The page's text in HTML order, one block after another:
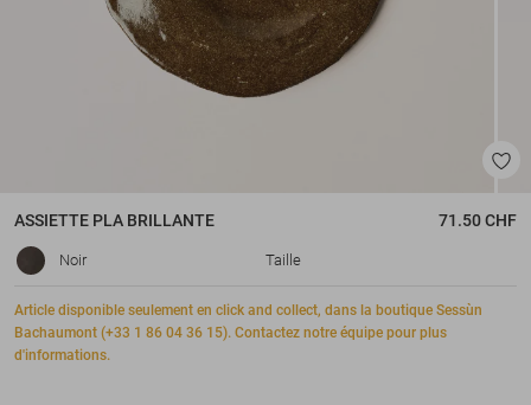
ASSIETTE PLA BRILLANTE 71.50 CHF
Noir Taille
Article disponible seulement en click and collect, dans la boutique Sessùn
Bachaumont (+33 1 86 04 36 15). Contactez notre équipe pour plus
d'informations.